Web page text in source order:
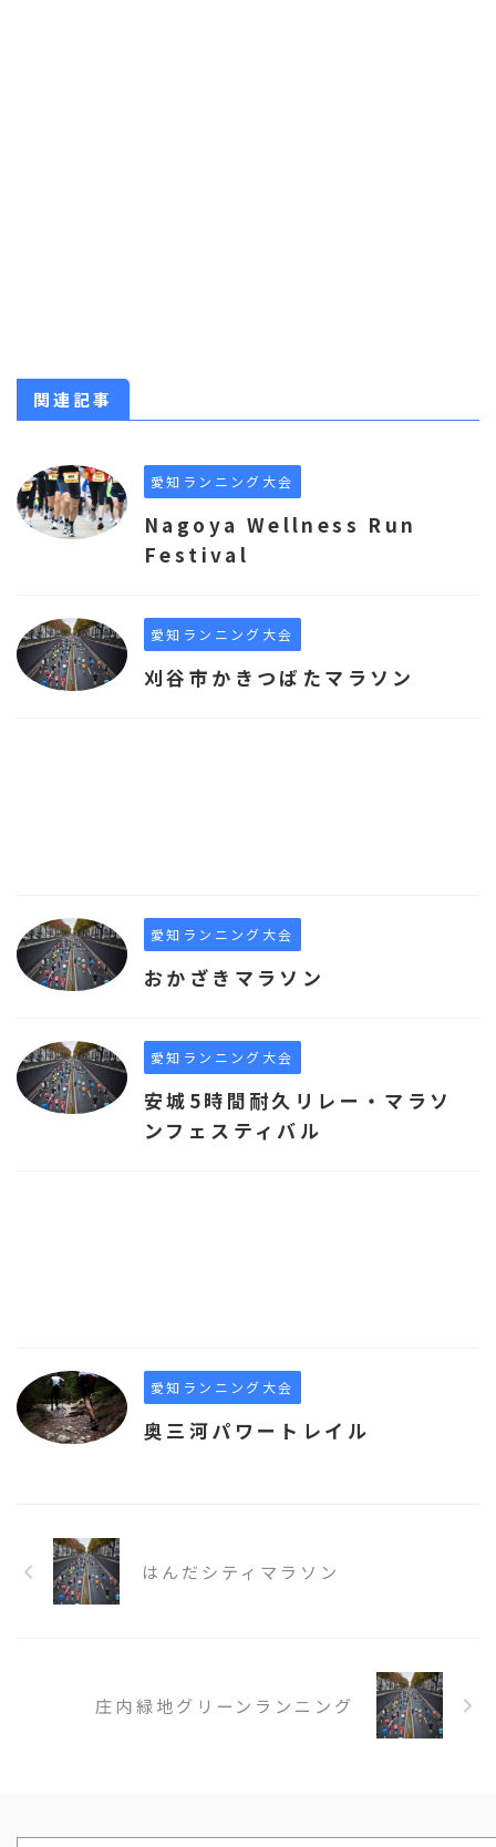
関連記事
愛知ランニング大会
Nagoya Wellness Run
Festival
愛知ランニング大会
刈谷市かきつばたマラソン
愛知ランニング大会
おかざきマラソン
愛知ランニング大会
安城5時間耐久リレー・マラソ
ンフェスティバル
愛知ランニング大会
奥三河パワートレイル
はんだシティマラソン
庄内緑地グリーンランニング